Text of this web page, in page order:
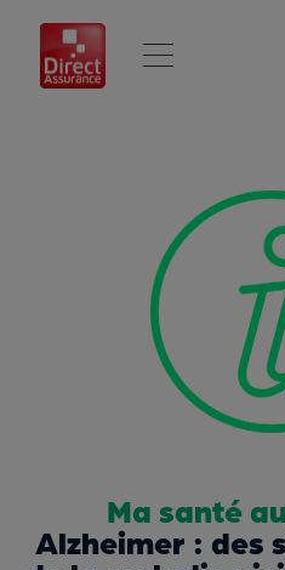
Ma santé
Alzheimer : des